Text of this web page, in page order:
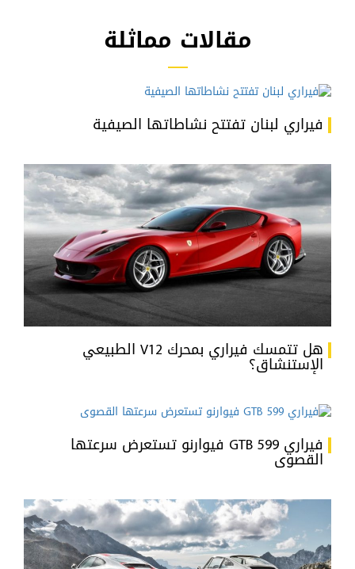
مقالات مماثلة
فيراري لبنان تفتتح نشاطاتها الصيفية
هل تتمسك فيراري بمحرك V12 الطبيعي
الإستنشاق؟
فيراري 599 GTB فيوارنو تستعرض سرعتها
القصوى